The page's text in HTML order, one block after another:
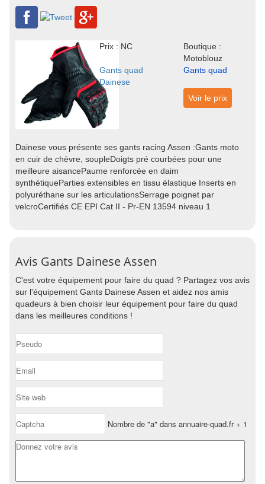
Prix : NC
Boutique :
Motoblouz
Gants quad
Dainese
Gants quad
Voir le prix
Dainese vous présente ses gants racing Assen :Gants moto
en cuir de chèvre, soupleDoigts pré courbées pour une
meilleure aisancePaume renforcée en daim
synthétiqueParties extensibles en tissu élastique Inserts en
polyuréthane sur les articulationsSerrage poignet par
velcroCertifiés CE EPI Cat II - Pr-EN 13594 niveau 1
Avis Gants Dainese Assen
C'est votre équipement pour faire du quad ? Partagez vos avis
sur l'équipement Gants Dainese Assen et aidez nos amis
quadeurs à bien choisir leur équipement pour faire du quad
dans les meilleures conditions !
Nombre de "a" dans annuaire-quad.fr + 1